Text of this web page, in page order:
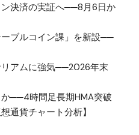
決済の実証へ──8月6日か
ブルコイン課」を新設──
アムに強気──2026年末
──4時間足長期HMA突破
通貨チャート分析】